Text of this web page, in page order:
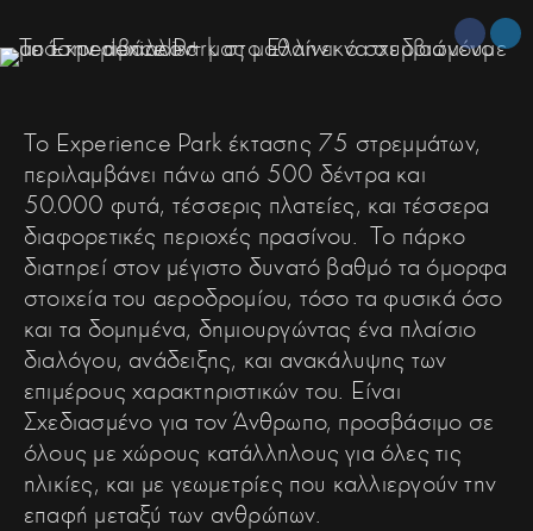
Το Experience Park έκτασης 75 στρεμμάτων,
περιλαμβάνει πάνω από 500 δέντρα και
50.000 φυτά, τέσσερις πλατείες, και τέσσερα
διαφορετικές περιοχές πρασίνου. Το πάρκο
διατηρεί στον μέγιστο δυνατό βαθμό τα όμορφα
στοιχεία του αεροδρομίου, τόσο τα φυσικά όσο
και τα δομημένα, δημιουργώντας ένα πλαίσιο
διαλόγου, ανάδειξης, και ανακάλυψης των
επιμέρους χαρακτηριστικών του. Είναι
Σχεδιασμένο για τον Άνθρωπο, προσβάσιμο σε
όλους με χώρους κατάλληλους για όλες τις
ηλικίες, και με γεωμετρίες που καλλιεργούν την
επαφή μεταξύ των ανθρώπων.